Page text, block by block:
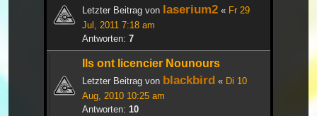
Letzter Beitrag von laserium2 « Fr 29
Jul, 2011 7:18 am
Antworten: 7
Ils ont licencier Nounours
Letzter Beitrag von blackbird « Di 10
Aug, 2010 10:25 am
Antworten: 10